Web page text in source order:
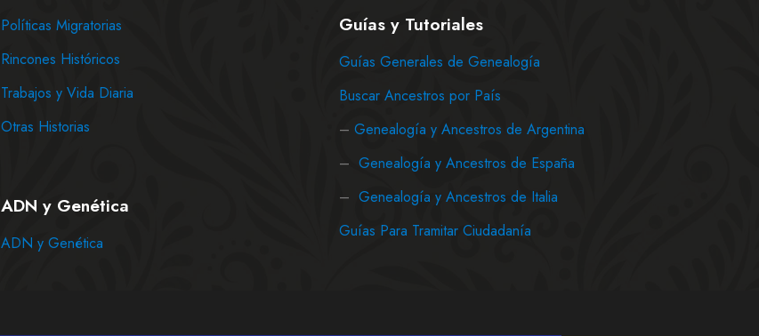
Políticas Migratorias
Rincones Históricos
Trabajos y Vida Diaria
Otras Historias
ADN y Genética
ADN y Genética
Guías y Tutoriales
Guías Generales de Genealogía
Buscar Ancestros por País
– Genealogía y Ancestros de Argentina
– Genealogía y Ancestros de España
– Genealogía y Ancestros de Italia
Guías Para Tramitar Ciudadanía